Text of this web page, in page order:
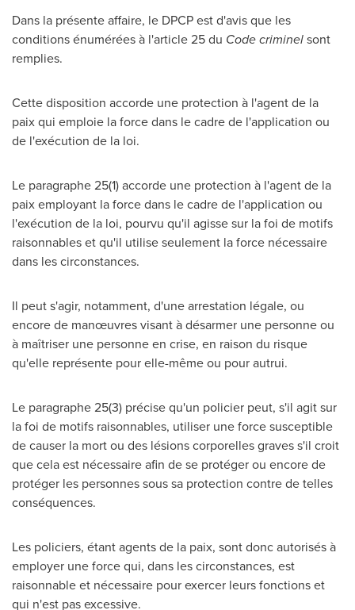
Dans la présente affaire, le DPCP est d'avis que les
conditions énumérées à l'article 25 du Code criminelsont
remplies.
Cette disposition accorde une protection à l'agent de la
paix qui emploie la force dans le cadre de l'application ou
de l'exécution de la loi.
Le paragraphe 25(1) accorde une protection à l'agent de la
paix employant la force dans le cadre de l'application ou
l'exécution de la loi, pourvu qu'il agisse sur la foi de motifs
raisonnables et qu'il utilise seulement la force nécessaire
dans les circonstances.
Il peut s'agir, notamment, d'une arrestation légale, ou
encore de manœuvres visant à désarmer une personne ou
à maîtriser une personne en crise, en raison du risque
qu'elle représente pour elle-même ou pour autrui.
Le paragraphe 25(3) précise qu'un policier peut, s'il agit sur
la foi de motifs raisonnables, utiliser une force susceptible
de causer la mort ou des lésions corporelles graves s'il croit
que cela est nécessaire afin de se protéger ou encore de
protéger les personnes sous sa protection contre de telles
conséquences.
Les policiers, étant agents de la paix, sont donc autorisés à
employer une force qui, dans les circonstances, est
raisonnable et nécessaire pour exercer leurs fonctions et
qui n'est pas excessive.